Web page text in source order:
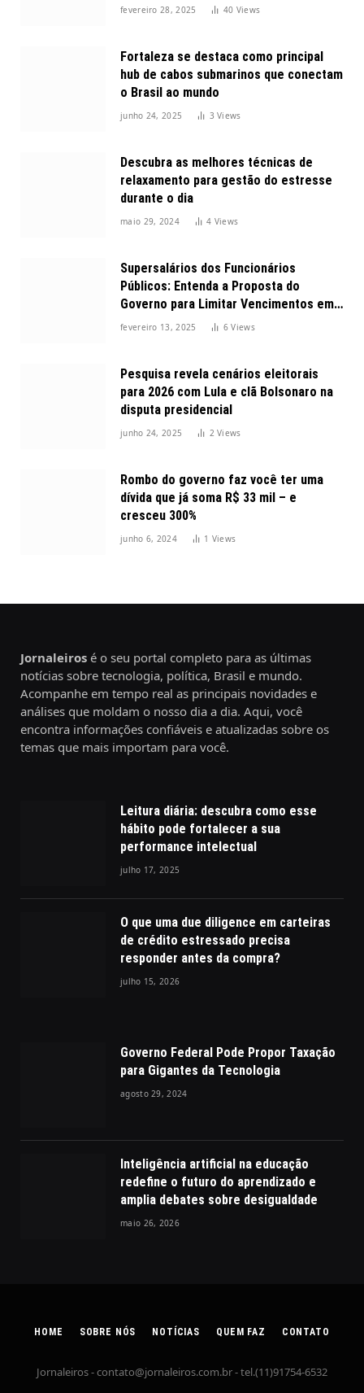
fevereiro 28, 2025 40 Views
Fortaleza se destaca como principal
hub de cabos submarinos que conectam
o Brasil ao mundo
junho 24, 2025 3Views
Descubra as melhores técnicas de
relaxamento para gestão do estresse
durante o dia
maio 29, 2024 4 Views
Supersalários dos Funcionários
Públicos: Entenda a Proposta do
Governo para Limitar Vencimentos em
2025
fevereiro 13, 2025 6Views
Pesquisa revela cenários eleitorais
para 2026 com Lula e clã Bolsonaro na
disputa presidencial
junho 24, 2025 2Views
Rombo do governo faz você ter uma
dívida que já soma R$ 33 mil – e
cresceu 300%
junho 6, 2024 1 Views
Jornaleiros é o seu portal completo para as últimas
notícias sobre tecnologia, política, Brasil e mundo.
Acompanhe em tempo real as principais novidades e
análises que moldam o nosso dia a dia. Aqui, você
encontra informações confiáveis e atualizadas sobre os
temas que mais importam para você.
Leitura diária: descubra como esse
hábito pode fortalecer a sua
performance intelectual
julho 17, 2025
O que uma due diligence em carteiras
de crédito estressado precisa
responder antes da compra?
julho 15, 2026
Governo Federal Pode Propor Taxação
para Gigantes da Tecnologia
agosto 29, 2024
Inteligência artificial na educação
redefine o futuro do aprendizado e
amplia debates sobre desigualdade
maio 26, 2026
HOME SOBRE NÓS NOTÍCIAS QUEM FAZ CONTATO
Jornaleiros -contato@jornaleiros.com.br- tel.(11)91754-6532